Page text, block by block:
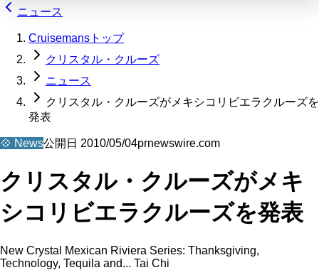
ニュース
Cruisemansトップ
クリスタル・クルーズ
ニュース
クリスタル・クルーズがメキシコリビエラクルーズを
発表
💠 News公開日 2010/05/04prnewswire.com
クリスタル・クルーズがメキ
シコリビエラクルーズを発表
New Crystal Mexican Riviera Series: Thanksgiving,
Technology, Tequila and... Tai Chi